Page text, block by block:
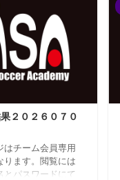
２０２６０７０
はチーム会員専用
ります。閲覧には
とパスワードにて